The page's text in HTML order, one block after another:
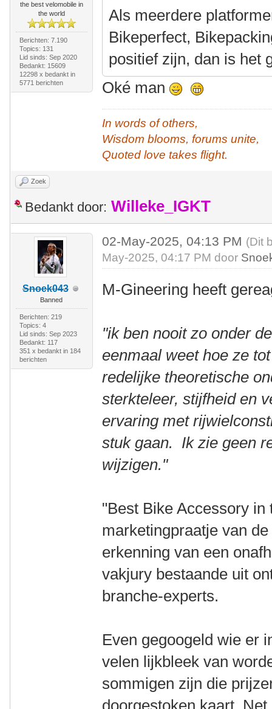
the best velomobile in
the world
Berichten: 7.190
Topics: 131
Lid sinds: Sep 2020
Bedankt: 15609
12298 x bedankt in
5771 berichten
Als meerdere
Bikeperfect,
positief zijn, dan is het
Oké man
In words of others,
Wisdom blooms, forums unite,
Quoted love takes flight.
Zoek
Bedankt door: Willeke_IGKT
Snoek043
Banned
Berichten: 219
Topics: 4
Lid sinds: Sep 2023
Bedankt: 117
351 x bedankt in 184
berichten
02-May-2025, 04:13 PM (Dit
May-2025, 04:17 PM door
M-Gineering heeft
"ik ben nooit zo onder
eenmaal weet hoe ze
redelijke theoretische
sterkteleer, stijfheid en
ervaring met
stuk gaan. Ik zie geen
wijzigen."
"Best Bike Accessory
marketingpraatje van
erkenning van een
vakjury bestaande uit
branche-experts.
Even gegoogeld wie er
velen lijkbleek van
sommigen zijn die
doorgestoken kaart.